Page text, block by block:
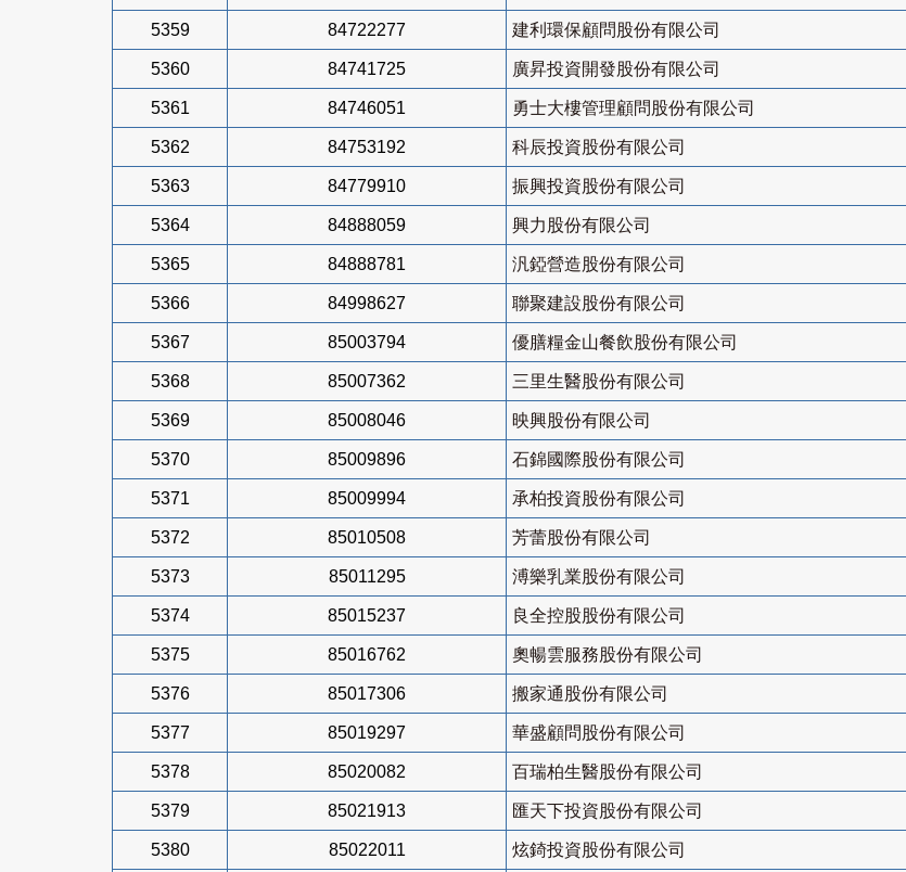
5359 84722277 建利環保顧問股份有限公司
5360 84741725 廣昇投資開發股份有限公司
5361 84746051 勇士大樓管理顧問股份有限公司
5362 84753192 科辰投資股份有限公司
5363 84779910 振興投資股份有限公司
5364 84888059 興力股份有限公司
5365 84888781 汎錏營造股份有限公司
5366 84998627 聯聚建設股份有限公司
5367 85003794 優膳糧金山餐飲股份有限公司
5368 85007362 三里生醫股份有限公司
5369 85008046 映興股份有限公司
5370 85009896 石錦國際股份有限公司
5371 85009994 承柏投資股份有限公司
5372 85010508 芳蕾股份有限公司
5373 85011295 溥樂乳業股份有限公司
5374 85015237 良全控股股份有限公司
5375 85016762 奧暢雲服務股份有限公司
5376 85017306 搬家通股份有限公司
5377 85019297 華盛顧問股份有限公司
5378 85020082 百瑞柏生醫股份有限公司
5379 85021913 匯天下投資股份有限公司
5380 85022011 炫錡投資股份有限公司